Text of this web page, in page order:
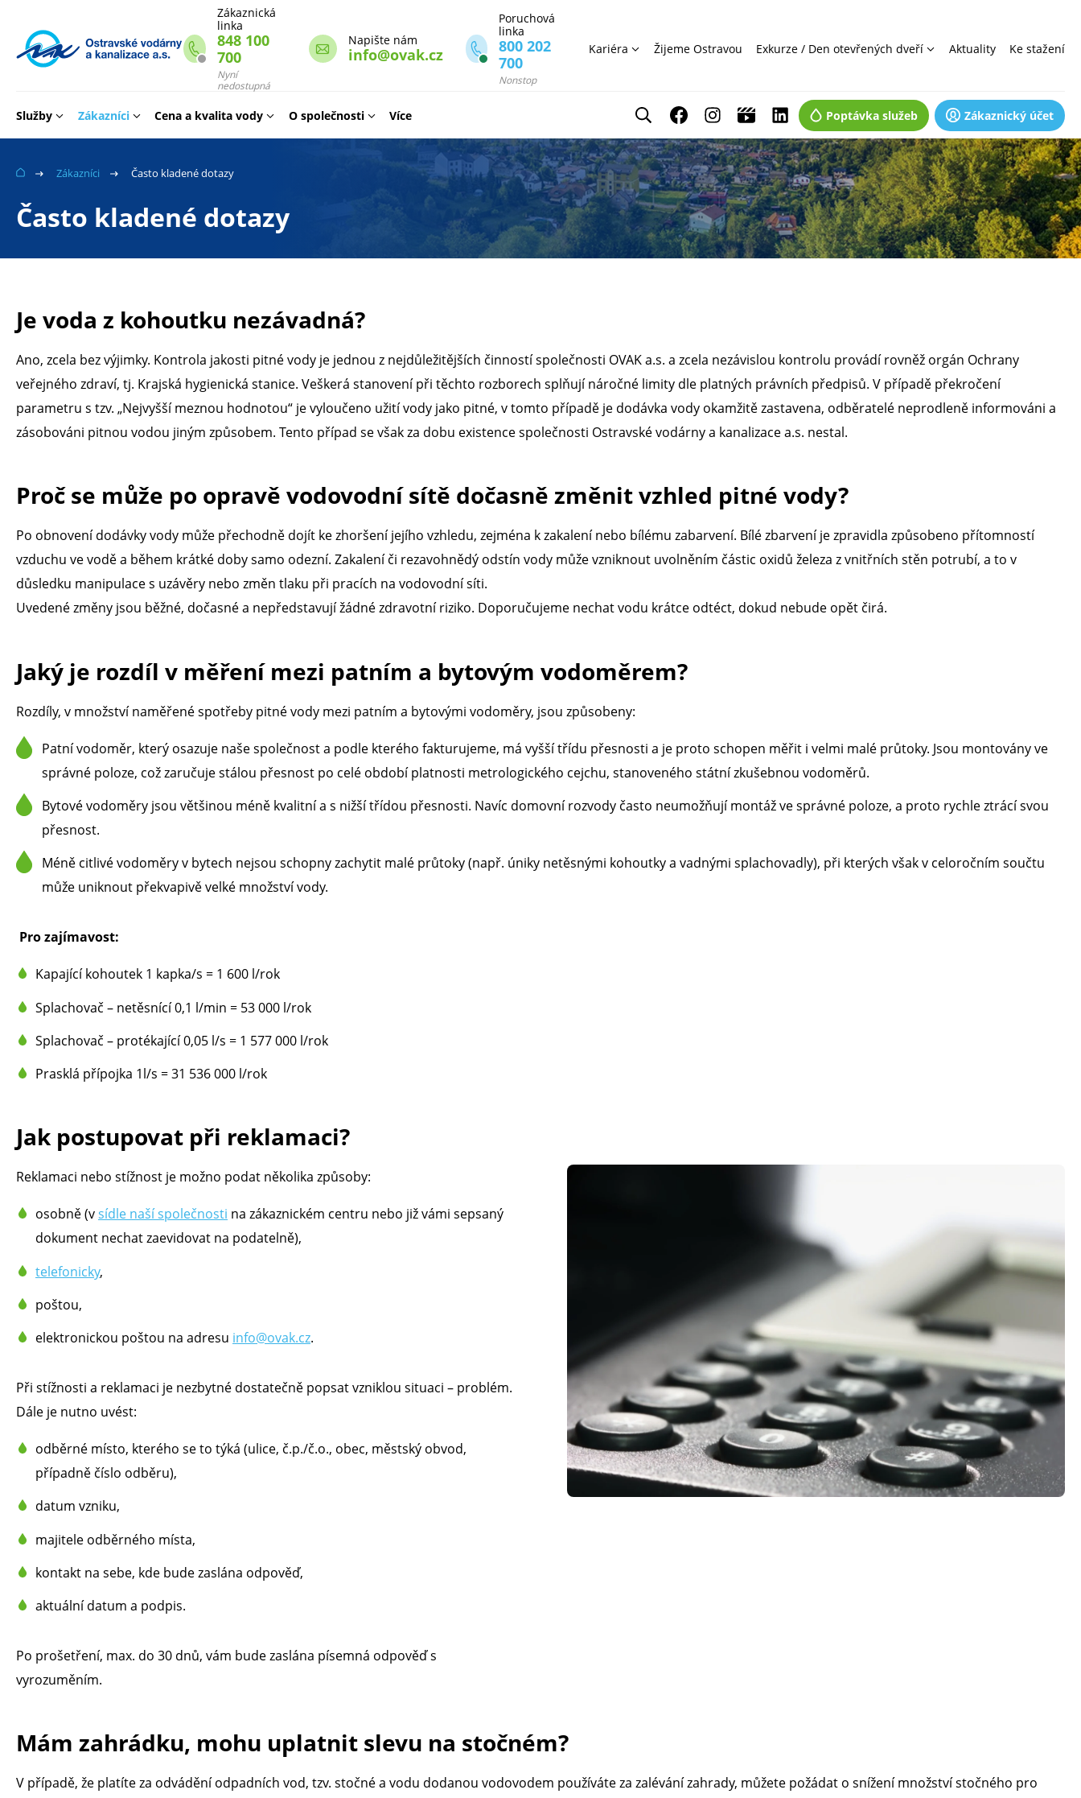
Webové
míru
Zákaznická
linka
848 100
700
Nyní
nedostupná
Napište nám
info@ovak.cz
Poruchová
linka
800 202
700
Nonstop
Kariéra Žijeme Ostravou Exkurze / Den otevřených dveří Aktuality Ke stažení
Služby Zákazníci Cena a kvalita vody O společnosti Více Poptávka služeb Zákaznický účet
Zákazníci Často kladené dotazy
Často kladené dotazy
Je voda z kohoutku nezávadná?
Ano, zcela bez výjimky. Kontrola jakosti pitné vody je jednou z nejdůležitějších činností společnosti OVAK a.s. a zcela nezávislou kontrolu provádí rovněž orgán Ochrany
veřejného zdraví, tj. Krajská hygienická stanice. Veškerá stanovení při těchto rozborech splňují náročné limity dle platných právních předpisů. V případě překročení
parametru s tzv. „Nejvyšší meznou hodnotou“ je vyloučeno užití vody jako pitné, v tomto případě je dodávka vody okamžitě zastavena, odběratelé neprodleně informováni a
zásobováni pitnou vodou jiným způsobem. Tento případ se však za dobu existence společnosti Ostravské vodárny a kanalizace a.s. nestal.
Proč se může po opravě vodovodní sítě dočasně změnit vzhled pitné vody?
Po obnovení dodávky vody může přechodně dojít ke zhoršení jejího vzhledu, zejména k zakalení nebo bílému zabarvení. Bílé zbarvení je zpravidla způsobeno přítomností
vzduchu ve vodě a během krátké doby samo odezní. Zakalení či rezavohnědý odstín vody může vzniknout uvolněním částic oxidů železa z vnitřních stěn potrubí, a to v
důsledku manipulace s uzávěry nebo změn tlaku při pracích na vodovodní síti.
Uvedené změny jsou běžné, dočasné a nepředstavují žádné zdravotní riziko. Doporučujeme nechat vodu krátce odtéct, dokud nebude opět čirá.
Jaký je rozdíl v měření mezi patním a bytovým vodoměrem?
Rozdíly, v množství naměřené spotřeby pitné vody mezi patním a bytovými vodoměry, jsou způsobeny:
Patní vodoměr, který osazuje naše společnost a podle kterého fakturujeme, má vyšší třídu přesnosti a je proto schopen měřit i velmi malé průtoky. Jsou montovány ve
správné poloze, což zaručuje stálou přesnost po celé období platnosti metrologického cejchu, stanoveného státní zkušebnou vodoměrů.
Bytové vodoměry jsou většinou méně kvalitní a s nižší třídou přesnosti. Navíc domovní rozvody často neumožňují montáž ve správné poloze, a proto rychle ztrácí svou
přesnost.
Méně citlivé vodoměry v bytech nejsou schopny zachytit malé průtoky (např. úniky netěsnými kohoutky a vadnými splachovadly), při kterých však v celoročním součtu
může uniknout překvapivě velké množství vody.
Pro zajímavost:
Kapající kohoutek 1 kapka/s = 1 600 l/rok
Splachovač – netěsnící 0,1 l/min = 53 000 l/rok
Splachovač – protékající 0,05 l/s = 1 577 000 l/rok
Prasklá přípojka 1l/s = 31 536 000 l/rok
Jak postupovat při reklamaci?
Reklamaci nebo stížnost je možno podat několika způsoby:
osobně (vsídle naší společnosti na zákaznickém centru nebo již vámi sepsaný
dokument nechat zaevidovat na podatelně),
telefonicky,
poštou,
elektronickou poštou na adresu info@ovak.cz.
Při stížnosti a reklamaci je nezbytné dostatečně popsat vzniklou situaci – problém.
Dále je nutno uvést:
odběrné místo, kterého se to týká (ulice, č.p./č.o., obec, městský obvod,
případně číslo odběru),
datum vzniku,
majitele odběrného místa,
kontakt na sebe, kde bude zaslána odpověď,
aktuální datum a podpis.
Po prošetření, max. do 30 dnů, vám bude zaslána písemná odpověď s
vyrozuměním.
Mám zahrádku, mohu uplatnit slevu na stočném?
V případě, že platíte za odvádění odpadních vod, tzv. stočné a vodu dodanou vodovodem používáte za zalévání zahrady, můžete požádat o snížení množství stočného pro